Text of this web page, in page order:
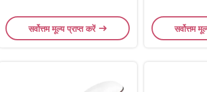
सर्वोत्तम मूल्य प्राप्त करें सर्वोत्तम